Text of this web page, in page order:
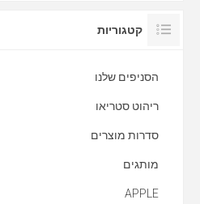
קטגוריות
הסניפים שלנו
ריהוט סטריאו
סדרות מוצרים
מותגים
APPLE